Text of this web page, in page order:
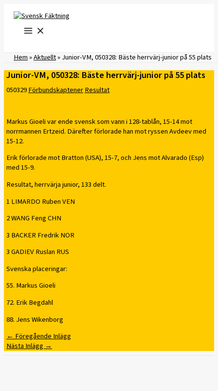
innehåll
Hem»Aktuellt»Junior-VM, 050328: Bäste herrvärj-junior på 55 plats
Junior-VM, 050328: Bäste herrvärj-junior på 55 plats
050329FörbundskaptenerResultat
Markus Gioeli var ende svensk som vann i 128-tablån, 15-14 mot
norrmannen Ertzeid. Därefter förlorade han mot ryssen Avdeev med
15-12.
Erik förlorade mot Bratton (USA), 15-7, och Jens mot Alvarado (Esp)
med 15-9.
Resultat, herrvärja junior, 133 delt.
1 LIMARDO Ruben VEN
2 WANG Feng CHN
3 BACKER Fredrik NOR
3 GADIEV Ruslan RUS
Svenska placeringar:
55. Markus Gioeli
72. Erik Begdahl
88. Jens Wikenborg
←Föregående Inlägg
Nästa Inlägg→